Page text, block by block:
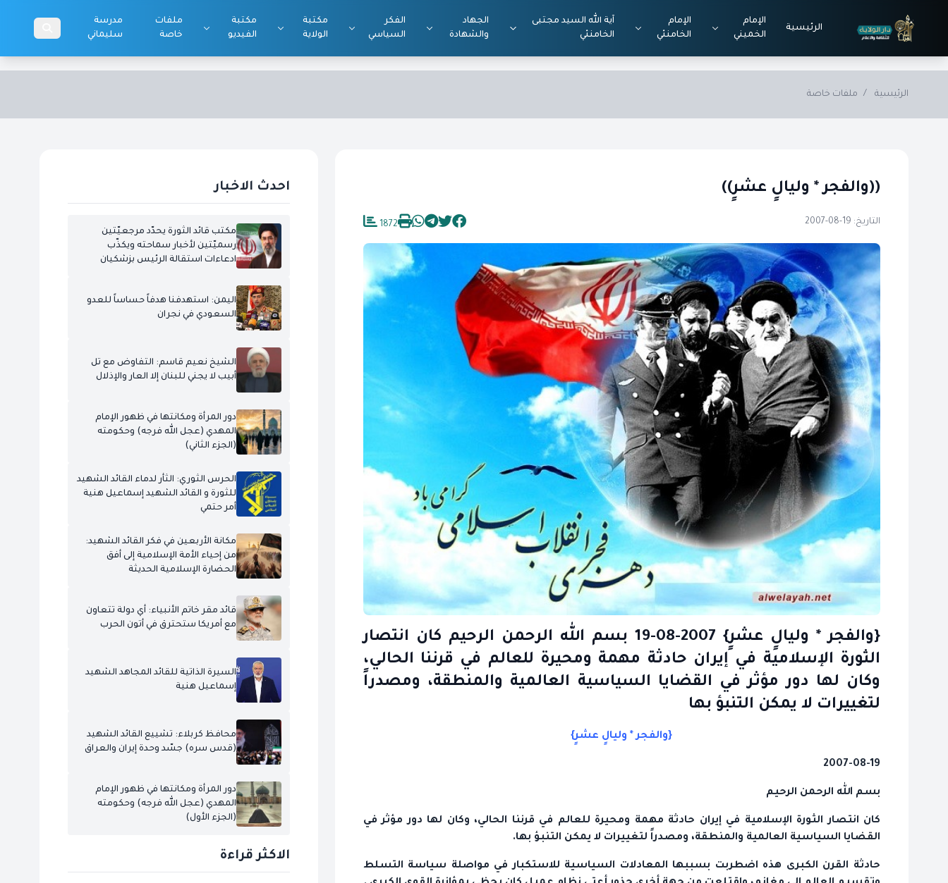
الرئيسية
الإمام
الخميني
الإمام
الخامنئي
آية الله السيد مجتبى
الخامنئي
الجهاد
والشهادة
الفكر
السياسي
مكتبة
الولاية
مكتبة
الفيديو
ملفات
خاصة
مدرسة
سليماني
الرئيسية / ملفات خاصة
((والفجر * وليالٍ عشرٍ))
التاريخ: 19-08-2007 1872
{والفجر * وليالٍ عشرٍ} 2007-08-19 بسم الله الرحمن الرحيم كان انتصار
الثورة الإسلامية في إيران حادثة مهمة ومحيرة للعالم في قرننا الحالي،
وكان لها دور مؤثر في القضايا السياسية العالمية والمنطقة، ومصدراً
لتغييرات لا يمكن التنبؤ بها
{والفجر * وليالٍ عشرٍ}
2007-08-19
بسم الله الرحمن الرحيم
كان انتصار الثورة الإسلامية في إيران حادثة مهمة ومحيرة للعالم في قرننا الحالي، وكان لها دور مؤثر في
القضايا السياسية العالمية والمنطقة، ومصدراً لتغييرات لا يمكن التنبؤ بها.
حادثة القرن الكبرى هذه اضطربت بسببها المعادلات السياسية للاستكبار في مواصلة سياسة التسلط
احدث الاخبار
مكتب قائد الثورة يحدّد مرجعيّتين
رسميّتين لأخبار سماحته ويكذّب
ادعاءات استقالة الرئيس بزشكيان
اليمن: استهدفنا هدفاً حساساً للعدو
السعودي في نجران
الشيخ نعيم قاسم: التفاوض مع تل
أبيب لا يجني للبنان إلا العار والإذلال
دور المرأة ومكانتها في ظهور الإمام
المهدي (عجل الله فرجه) وحكومته
(الجزء الثاني)
الحرس الثوري: الثأر لدماء القائد الشهيد
للثورة و القائد الشهيد إسماعيل هنية
أمر حتمي
مكانة الأربعين في فكر القائد الشهيد:
من إحياء الأمة الإسلامية إلى أفق
الحضارة الإسلامية الحديثة
قائد مقر خاتم الأنبياء: أي دولة تتعاون
مع أمريكا ستحترق في أتون الحرب
السيرة الذاتية للقائد المجاهد الشهيد
إسماعيل هنية
محافظ كربلاء: تشييع القائد الشهيد
(قدس سره) جسّد وحدة إيران والعراق
دور المرأة ومكانتها في ظهور الإمام
المهدي (عجل الله فرجه) وحكومته
(الجزء الأول)
الاكثر قراءة